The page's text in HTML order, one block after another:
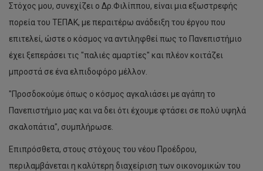
Στόχος μου, συνεχίζει ο Δρ.Φιλίππου, είναι μια εξωστρεφής
πορεία του ΤΕΠΑΚ, με περαιτέρω ανάδειξη του έργου που
επιτελεί, ώστε ο κόσμος να αντιληφθεί πως το Πανεπιστήμιο
έχει ξεπεράσει τις "παλιές αμαρτίες" και πλέον κοιτάζει
μπροστά σε ένα ελπιδοφόρο μέλλον.
"Προσδοκούμε όπως ο κόσμος αγκαλιάσει με αγάπη το
Πανεπιστήμιο μας και να δει ότι έχουμε φτάσει σε πολύ υψηλά
σκαλοπάτια", συμπλήρωσε.
Επιπρόσθετα, στους στόχους του νέου Προέδρου,
περιλαμβάνεται η καλύτερη διαχείριση των οικονομικών του